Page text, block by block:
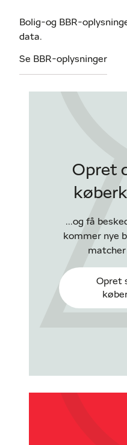
Bolig-og BBR-
data.
Se BBR-oplysninger
Opret
...og få
kommer nye
matcher
Opret